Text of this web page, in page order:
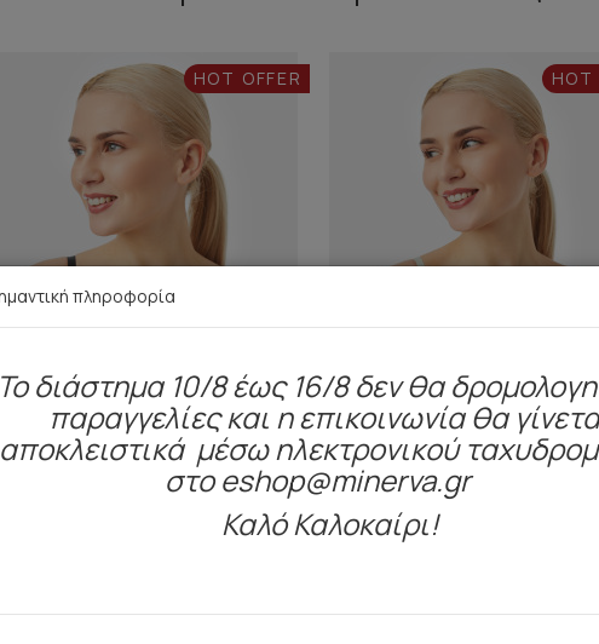
HOT OFFER HOT
πληροφορία
To διάστημα 10/8 έως 16/8 δεν θα
παραγγελίες και η επικοινωνία θα
αποκλειστικά μέσω ηλεκτρονικού
στο eshop@minerva.gr
Καλό Καλοκαίρι!